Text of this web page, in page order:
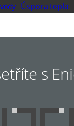
Úspora tepla
s